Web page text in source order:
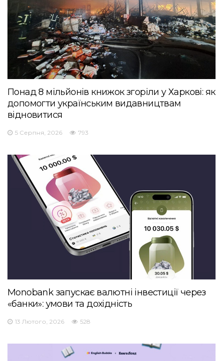
Понад 8 мільйонів книжок згоріли у Харкові: як
допомогти українським видавництвам
відновитися
5 Серпня, 2026 793
Monobank запускає валютні інвестиції через
«банки»: умови та дохідність
13 Лютого, 2026 528